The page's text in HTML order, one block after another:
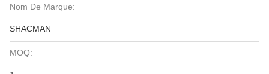
Nom De Marque:
SHACMAN
MOQ: